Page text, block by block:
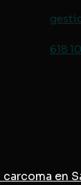
618
en